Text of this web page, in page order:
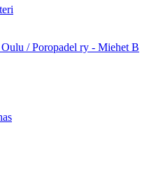
/ Poropadel ry - Miehet B